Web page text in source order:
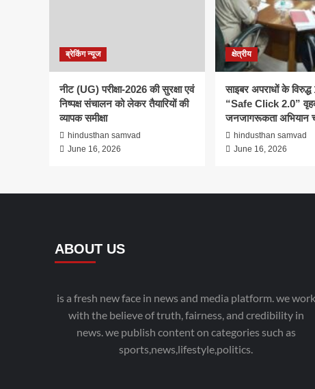
ब्रेकिंग न्यूज
नीट (UG) परीक्षा-2026 की सुरक्षा एवं
निष्पक्ष संचालन को लेकर तैयारियों की
व्यापक समीक्षा
hindusthan samvad
June 16, 2026
क्षेत्रीय
साइबर अपराधों के विरुद्ध
“Safe Click 2.0”
जनजागरूकता अभियान
hindusthan samvad
June 16, 2026
ABOUT US
is a fresh new face in news and media platform. we work
with the believe of truth, fairness, and credibility in
news. we publish content on categories such as
sports,news,lifestyle,politics.